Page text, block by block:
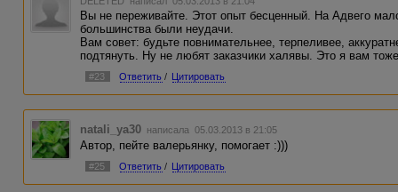
Вы не переживайте. Этот опыт бесценный. На Адвего
большинства были неудачи.
Вам совет: будьте повнимательнее, терпеливее,
подтянуть. Ну не любят заказчики халявы. Это я вам
#23 Ответить / Цитировать
natali_ya30 написала 05.03.2013 в 21:05
Автор, пейте валерьянку, помогает :)))
#25 Ответить / Цитировать